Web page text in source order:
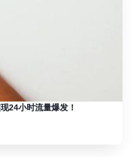
24小时流量爆发！